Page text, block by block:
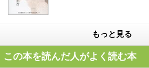
もっと見る
この本を読んだ人がよく読む本